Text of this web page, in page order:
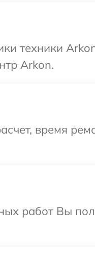
техники
Arkon.
время
работ Вы